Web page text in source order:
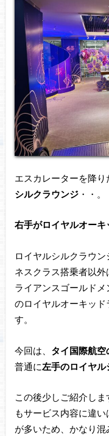
エスカレーターを降り
シルクラウンジ・・。
右手がロイヤルオーキ
ロイヤルシルクラウ
ネスクラス搭乗者以
ライアンスゴールド
のロイヤルオーキッ
す。
今回は、 タイ国際航
普通に左手のロイヤ
この後少しご紹介し
もサービス内容に違
が多いため、かなり混